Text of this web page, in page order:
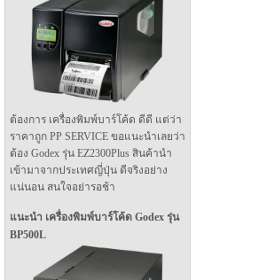
ต้องการ เครื่องพิมพ์บาร์โค้ด ดีดี แต่ว่า
ราคาถูก PP SERVICE ขอแนะนำเลยว่า
ต้อง Godex รุ่น EZ2300Plus สินค้านำ
เข้ามาจากประเทศญี่ปุ่น ดีจริงอย่าง
แน่นอน สนใจอย่ารอช้า
แนะนำ เครื่องพิมพ์บาร์โค้ด Godex รุ่น
BP500L